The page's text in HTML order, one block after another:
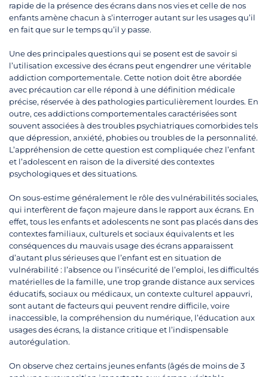
rapide de la présence des écrans dans nos vies et celle de nos
enfants amène chacun à s’interroger autant sur les usages qu’il
en fait que sur le temps qu’il y passe.
Une des principales questions qui se posent est de savoir si
l’utilisation excessive des écrans peut engendrer une véritable
addiction comportementale. Cette notion doit être abordée
avec précaution car elle répond à une définition médicale
précise, réservée à des pathologies particulièrement lourdes. En
outre, ces addictions comportementales caractérisées sont
souvent associées à des troubles psychiatriques comorbides tels
que dépression, anxiété, phobies ou troubles de la personnalité.
L’appréhension de cette question est compliquée chez l’enfant
et l’adolescent en raison de la diversité des contextes
psychologiques et des situations.
On sous-estime généralement le rôle des vulnérabilités sociales,
qui interfèrent de façon majeure dans le rapport aux écrans. En
effet, tous les enfants et adolescents ne sont pas placés dans des
contextes familiaux, culturels et sociaux équivalents et les
conséquences du mauvais usage des écrans apparaissent
d’autant plus sérieuses que l’enfant est en situation de
vulnérabilité : l’absence ou l’insécurité de l’emploi, les difficultés
matérielles de la famille, une trop grande distance aux services
éducatifs, sociaux ou médicaux, un contexte culturel appauvri,
sont autant de facteurs qui peuvent rendre difficile, voire
inaccessible, la compréhension du numérique, l’éducation aux
usages des écrans, la distance critique et l’indispensable
autorégulation.
On observe chez certains jeunes enfants (âgés de moins de 3